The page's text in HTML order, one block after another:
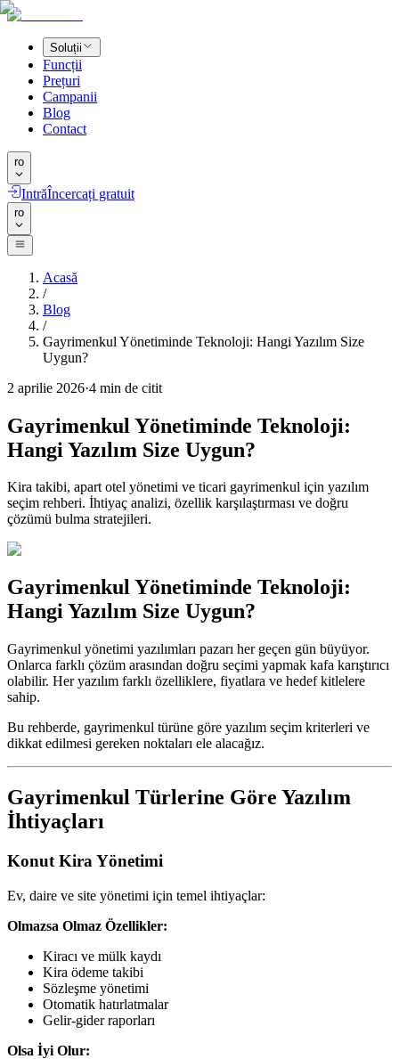
Soluții
Funcții
Prețuri
Campanii
Blog
Contact
ro
IntrăÎncercați gratuit
ro
Acasă
/
Blog
/
Gayrimenkul Yönetiminde Teknoloji: Hangi Yazılım Size
Uygun?
2 aprilie 2026·4 min de citit
Gayrimenkul Yönetiminde Teknoloji:
Hangi Yazılım Size Uygun?
Kira takibi, apart otel yönetimi ve ticari gayrimenkul için yazılım
seçim rehberi. İhtiyaç analizi, özellik karşılaştırması ve doğru
çözümü bulma stratejileri.
Gayrimenkul Yönetiminde Teknoloji:
Hangi Yazılım Size Uygun?
Gayrimenkul yönetimi yazılımları pazarı her geçen gün büyüyor.
Onlarca farklı çözüm arasından doğru seçimi yapmak kafa karıştırıcı
olabilir. Her yazılım farklı özelliklere, fiyatlara ve hedef kitlelere
sahip.
Bu rehberde, gayrimenkul türüne göre yazılım seçim kriterleri ve
dikkat edilmesi gereken noktaları ele alacağız.
Gayrimenkul Türlerine Göre Yazılım
İhtiyaçları
Konut Kira Yönetimi
Ev, daire ve site yönetimi için temel ihtiyaçlar:
Olmazsa Olmaz Özellikler:
Kiracı ve mülk kaydı
Kira ödeme takibi
Sözleşme yönetimi
Otomatik hatırlatmalar
Gelir-gider raporları
Olsa İyi Olur: